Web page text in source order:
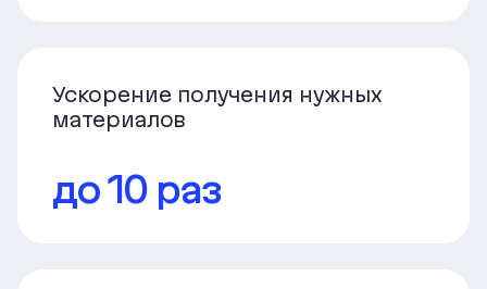
Ускорение получения нужных
материалов
до 10 раз